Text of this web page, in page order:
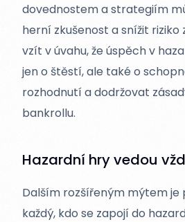
dovednostem a strategiím
herní zkušenost a snížit
vzít v úvahu, že úspěch v
jen o štěstí, ale také o
rozhodnutí a dodržovat
bankrollu.
Hazardní hry vedou
Dalším rozšířeným mýtem je
každý, kdo se zapojí do